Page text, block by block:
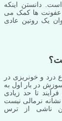
دانستن اینکه
عفونت ها کمک می
یک روتین عادی
درد و خونریزی در
در بار اول به
تا حد زیادی
نرمالی نیست
ناشی از ترس